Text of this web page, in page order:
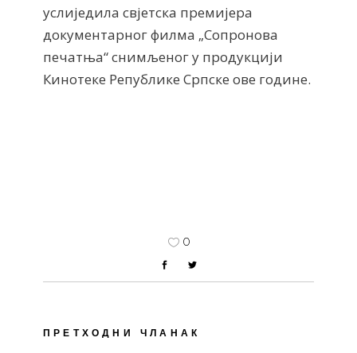
услиједила свјетска премијера
документарног филма „Сопронова
печатња“ снимљеног у продукцији
Кинотеке Републике Српске ове године.
0
ПРЕТХОДНИ ЧЛАНАК